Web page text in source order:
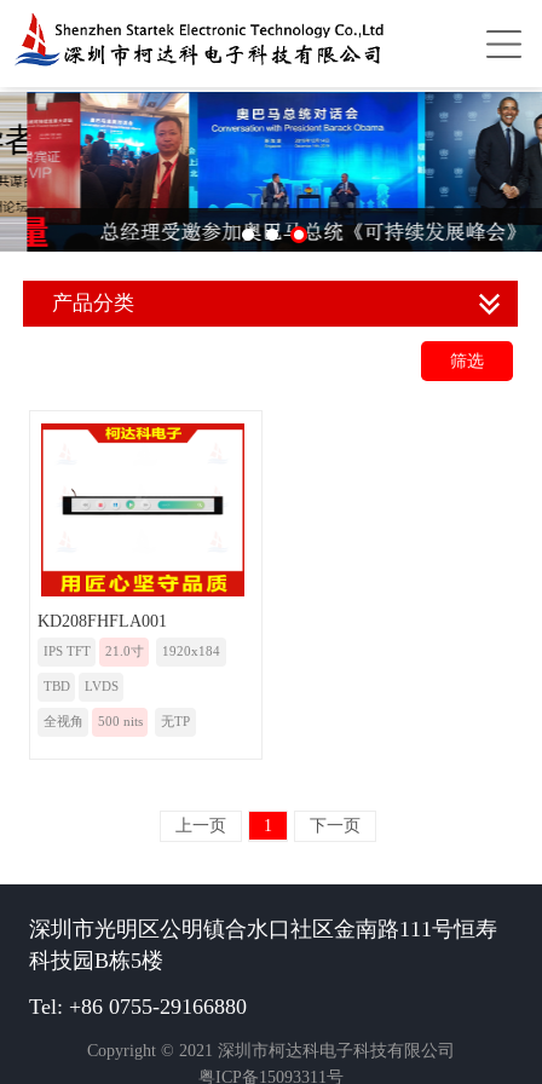
产品分类
筛选
KD208FHFLA001
IPS TFT 21.0寸 1920x184
TBD LVDS
全视角 500 nits 无TP
上一页 1 下一页
深圳市光明区公明镇合水口社区金南路111号恒寿
科技园B栋5楼
Tel: +86 0755-29166880
Copyright © 2021 深圳市柯达科电子科技有限公司
粤ICP备15093311号